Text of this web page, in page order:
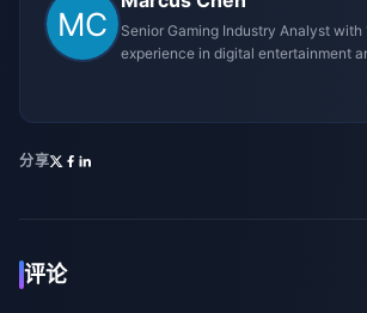
Senior Gaming Industry Analyst with
experience in digital entertainment
分享
评论